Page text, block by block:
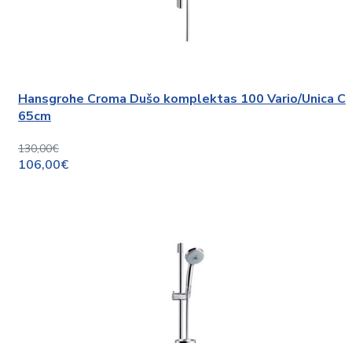
Hansgrohe Croma Dušo komplektas 100 Vario/Unica C
65cm
130,00€
106,00€